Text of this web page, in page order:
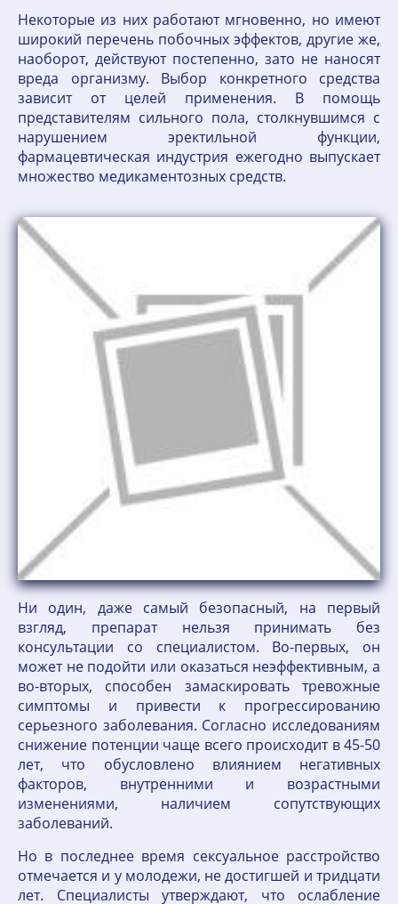
Некоторые из них работают мгновенно, но имеют
широкий перечень побочных эффектов, другие же,
наоборот, действуют постепенно, зато не наносят
вреда организму. Выбор конкретного средства
зависит от целей применения. В помощь
представителям сильного пола, столкнувшимся с
нарушением эректильной функции,
фармацевтическая индустрия ежегодно выпускает
множество медикаментозных средств.
Ни один, даже самый безопасный, на первый
взгляд, препарат нельзя принимать без
консультации со специалистом. Во-первых, он
может не подойти или оказаться неэффективным, а
во-вторых, способен замаскировать тревожные
симптомы и привести к прогрессированию
серьезного заболевания. Согласно исследованиям
снижение потенции чаще всего происходит в 45-50
лет, что обусловлено влиянием негативных
факторов, внутренними и возрастными
изменениями, наличием сопутствующих
заболеваний.
Но в последнее время сексуальное расстройство
отмечается и у молодежи, не достигшей и тридцати
лет. Специалисты утверждают, что ослабление